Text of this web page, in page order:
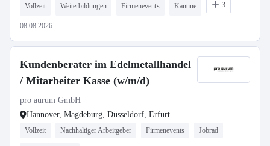
Vollzeit Weiterbildungen Firmenevents Kantine 3
08.08.2026
Kundenberater im Edelmetallhandel
/ Mitarbeiter Kasse (w/m/d)
pro aurum GmbH
Hannover, Magdeburg, Düsseldorf, Erfurt
Vollzeit Nachhaltiger Arbeitgeber Firmenevents Jobrad